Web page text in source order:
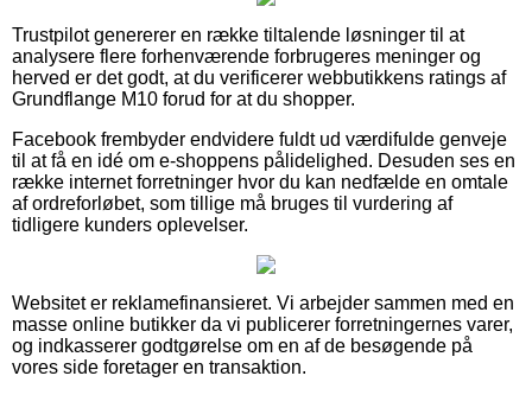
Trustpilot genererer en række tiltalende løsninger til at
analysere flere forhenværende forbrugeres meninger og
herved er det godt, at du verificerer webbutikkens ratings af
Grundflange M10 forud for at du shopper.
Facebook frembyder endvidere fuldt ud værdifulde genveje
til at få en idé om e-shoppens pålidelighed. Desuden ses en
række internet forretninger hvor du kan nedfælde en omtale
af ordreforløbet, som tillige må bruges til vurdering af
tidligere kunders oplevelser.
Websitet er reklamefinansieret. Vi arbejder sammen med en
masse online butikker da vi publicerer forretningernes varer,
og indkasserer godtgørelse om en af de besøgende på
vores side foretager en transaktion.